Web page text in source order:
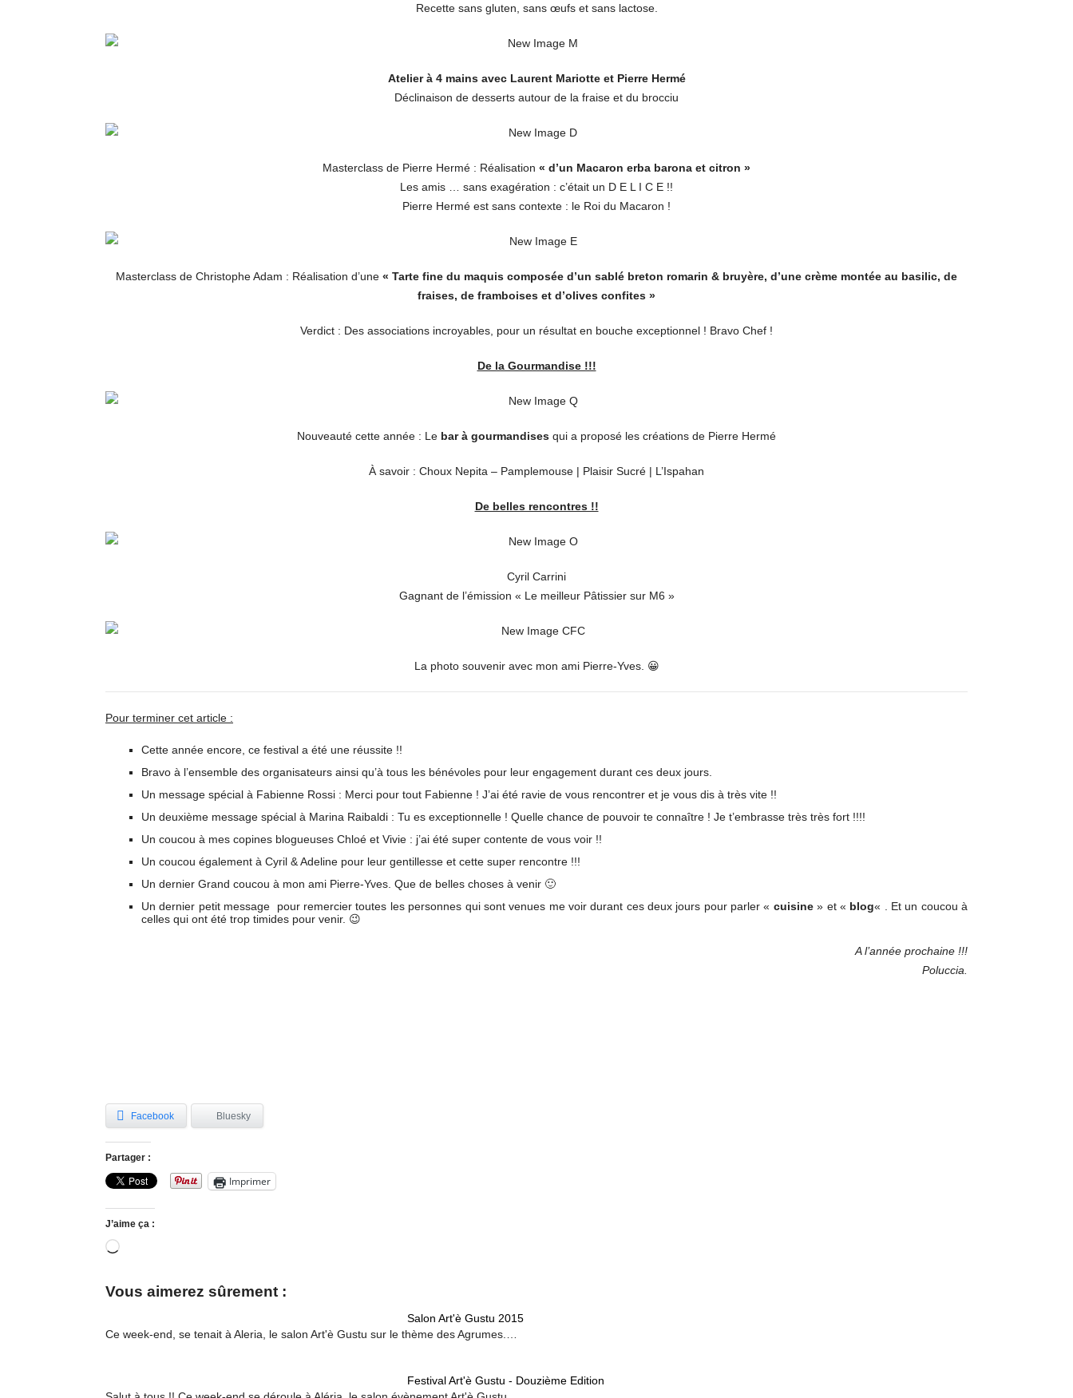
Recette sans gluten, sans œufs et sans lactose.
Atelier à 4 mains avec Laurent Mariotte et Pierre Hermé
Déclinaison de desserts autour de la fraise et du brocciu
Masterclass de Pierre Hermé : Réalisation « d’un Macaron erba barona et citron »
Les amis … sans exagération : c’était un D E L I C E !!
Pierre Hermé est sans contexte : le Roi du Macaron !
Masterclass de Christophe Adam : Réalisation d’une « Tarte fine du maquis composée d’un sablé breton romarin & bruyère, d’une crème montée au basilic, de
fraises, de framboises et d’olives confites »
Verdict : Des associations incroyables, pour un résultat en bouche exceptionnel ! Bravo Chef !
De la Gourmandise !!!
Nouveauté cette année : Le bar à gourmandises qui a proposé les créations de Pierre Hermé
À savoir : Choux Nepita – Pamplemouse | Plaisir Sucré | L’Ispahan
De belles rencontres !!
Cyril Carrini
Gagnant de l’émission « Le meilleur Pâtissier sur M6 »
La photo souvenir avec mon ami Pierre-Yves. 😀
Pour terminer cet article :
Cette année encore, ce festival a été une réussite !!
Bravo à l’ensemble des organisateurs ainsi qu’à tous les bénévoles pour leur engagement durant ces deux jours.
Un message spécial à Fabienne Rossi : Merci pour tout Fabienne ! J’ai été ravie de vous rencontrer et je vous dis à très vite !!
Un deuxième message spécial à Marina Raibaldi : Tu es exceptionnelle ! Quelle chance de pouvoir te connaître ! Je t’embrasse très très fort !!!!
Un coucou à mes copines blogueuses Chloé et Vivie : j’ai été super contente de vous voir !!
Un coucou également à Cyril & Adeline pour leur gentillesse et cette super rencontre !!!
Un dernier Grand coucou à mon ami Pierre-Yves. Que de belles choses à venir 🙂
Un dernier petit message pour remercier toutes les personnes qui sont venues me voir durant ces deux jours pour parler « cuisine» et « blog« . Et un coucou à
celles qui ont été trop timides pour venir. 😉
A l’année prochaine !!!
Poluccia.
Facebook Bluesky
Partager :
Imprimer
J’aime ça :
Chargement…
Vous aimerez sûrement :
Salon Art'è Gustu 2015
Ce week-end, se tenait à Aleria, le salon Art'è Gustu sur le thème des Agrumes.…
Festival Art'è Gustu - Douzième Edition